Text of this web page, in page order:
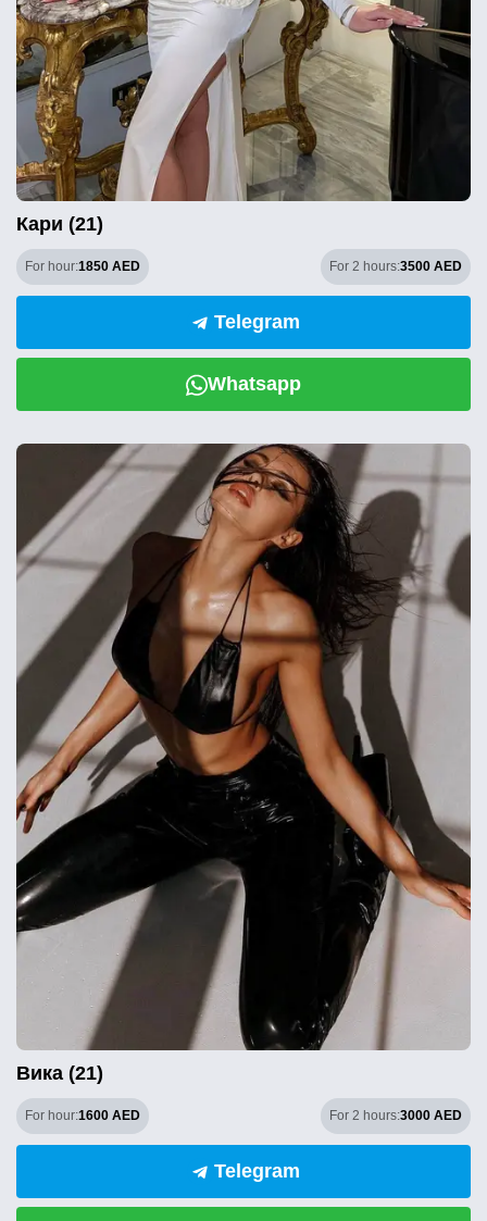
Кари (21)
For hour:1850 AED For 2 hours:3500 AED
Telegram
Whatsapp
Вика (21)
For hour:1600 AED For 2 hours:3000 AED
Telegram